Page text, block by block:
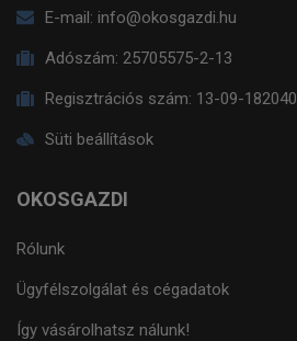
E-mail: info@okosgazdi.hu
Adószám: 25705575-2-13
Regisztrációs szám: 13-09-182040
Süti beállítások
OKOSGAZDI
Rólunk
Ügyfélszolgálat és cégadatok
Így vásárolhatsz nálunk!